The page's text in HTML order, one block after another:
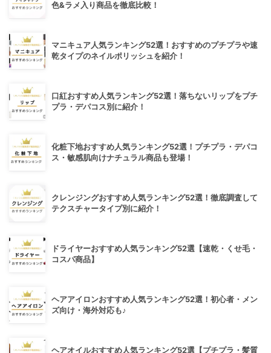
色&ラメ入り商品を徹底比較！
マニキュア人気ランキング52選！おすすめのプチプラや速
乾タイプのネイルポリッシュを紹介！
口紅おすすめ人気ランキング52選！落ちないリップをプチ
プラ・デパコス別に紹介！
化粧下地おすすめ人気ランキング52選！プチプラ・デパコ
ス・敏感肌向けナチュラル商品も登場！
クレンジングおすすめ人気ランキング52選！徹底調査して
テクスチャータイプ別に紹介！
ドライヤーおすすめ人気ランキング52選【速乾・くせ毛・
コスパ商品】
ヘアアイロンおすすめ人気ランキング52選！初心者・メン
ズ向け・海外対応も♪
ヘアオイルおすすめ人気ランキング52選【プチプラ・髪質